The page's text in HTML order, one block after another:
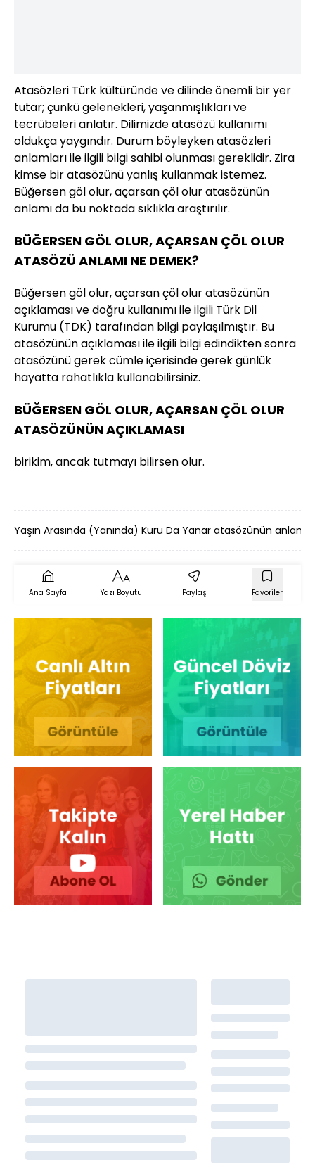
Atasözleri Türk kültüründe ve dilinde önemli bir yer
tutar; çünkü gelenekleri, yaşanmışlıkları ve
tecrübeleri anlatır. Dilimizde atasözü kullanımı
oldukça yaygındır. Durum böyleyken atasözleri
anlamları ile ilgili bilgi sahibi olunması gereklidir. Zira
kimse bir atasözünü yanlış kullanmak istemez.
Büğersen göl olur, açarsan çöl olur atasözünün
anlamı da bu noktada sıklıkla araştırılır.
BÜĞERSEN GÖL OLUR, AÇARSAN ÇÖL OLUR
ATASÖZÜ ANLAMI NE DEMEK?
Büğersen göl olur, açarsan çöl olur atasözünün
açıklaması ve doğru kullanımı ile ilgili Türk Dil
Kurumu (TDK) tarafından bilgi paylaşılmıştır. Bu
atasözünün açıklaması ile ilgili bilgi edindikten sonra
atasözünü gerek cümle içerisinde gerek günlük
hayatta rahatlıkla kullanabilirsiniz.
BÜĞERSEN GÖL OLUR, AÇARSAN ÇÖL OLUR
ATASÖZÜNÜN AÇIKLAMASI
birikim, ancak tutmayı bilirsen olur.
Yaşın Arasında (Yanında) Kuru Da Yanar atasözünün anlamı
Ana Sayfa Yazı Boyutu Paylaş Favoriler